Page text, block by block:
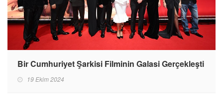
Bir Cumhuriyet Şarkisi Filminin Galasi Gerçekleşti
19 Ekim 2024